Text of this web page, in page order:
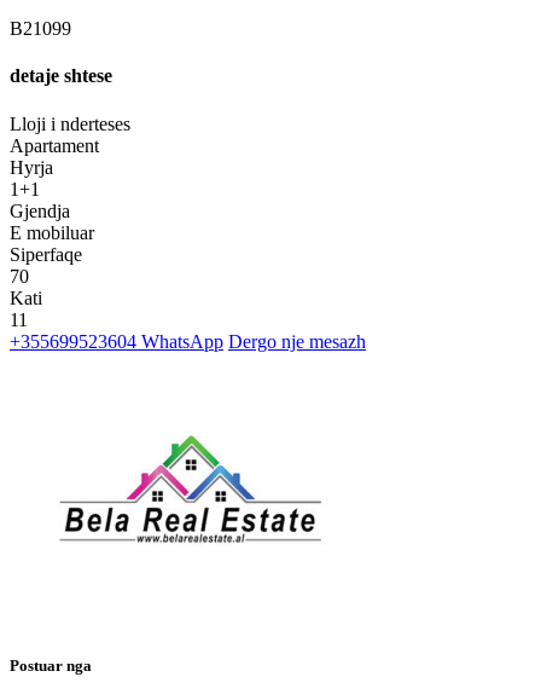
B21099
detaje shtese
Lloji i nderteses
Apartament
Hyrja
1+1
Gjendja
E mobiluar
Siperfaqe
70
Kati
11
+355699523604 WhatsApp Dergo nje mesazh
Postuar nga